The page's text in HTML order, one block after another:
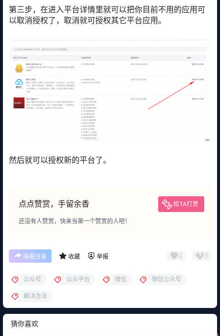
第三步，在进入平台详情里就可以把你目前不用的应用可
以取消授权了，取消就可授权其它平台应用。
然后就可以授权新的平台了。
点点赞赏，手留余香 给TA打赏
还没有人赞赏，快来当第一个赞赏的人吧！
海报分享 收藏 举报 0 0
公众号 公众平台 微信 微信公众号
解决办法
猜你喜欢